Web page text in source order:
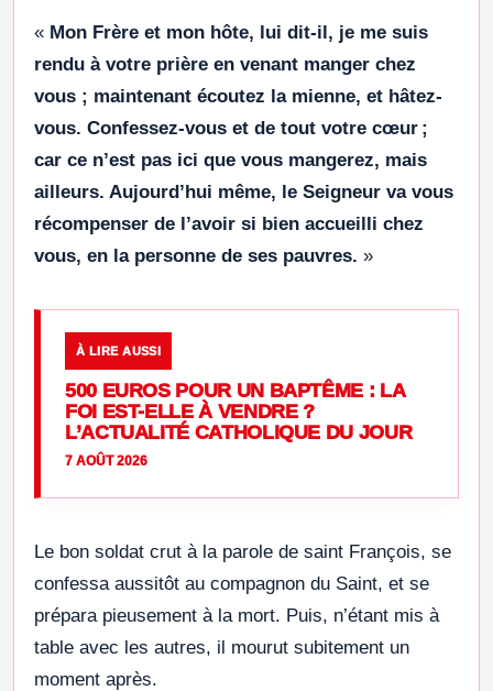
« Mon Frère et mon hôte, lui dit-il, je me suis
rendu à votre prière en venant manger chez
vous ; maintenant écoutez la mienne, et hâtez-
vous. Confessez-vous et de tout votre cœur ;
car ce n’est pas ici que vous mangerez, mais
ailleurs. Aujourd’hui même, le Seigneur va vous
récompenser de l’avoir si bien accueilli chez
vous, en la personne de ses pauvres. »
À LIRE AUSSI
500 EUROS POUR UN BAPTÊME : LA
FOI EST-ELLE À VENDRE ?
L’ACTUALITÉ CATHOLIQUE DU JOUR
7 AOÛT 2026
Le bon soldat crut à la parole de saint François, se
confessa aussitôt au compagnon du Saint, et se
prépara pieusement à la mort. Puis, n’étant mis à
table avec les autres, il mourut subitement un
moment après.